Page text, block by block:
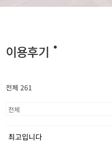
이용후기
전체 261
최고입니다